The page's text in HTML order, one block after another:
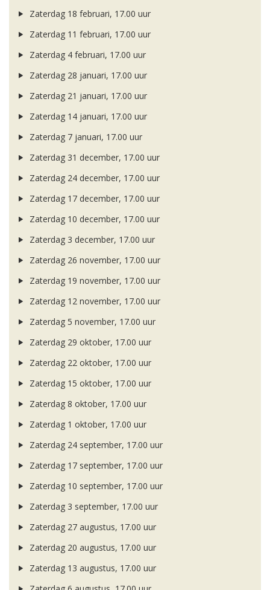
Zaterdag 18 februari, 17.00 uur
Zaterdag 11 februari, 17.00 uur
Zaterdag 4 februari, 17.00 uur
Zaterdag 28 januari, 17.00 uur
Zaterdag 21 januari, 17.00 uur
Zaterdag 14 januari, 17.00 uur
Zaterdag 7 januari, 17.00 uur
Zaterdag 31 december, 17.00 uur
Zaterdag 24 december, 17.00 uur
Zaterdag 17 december, 17.00 uur
Zaterdag 10 december, 17.00 uur
Zaterdag 3 december, 17.00 uur
Zaterdag 26 november, 17.00 uur
Zaterdag 19 november, 17.00 uur
Zaterdag 12 november, 17.00 uur
Zaterdag 5 november, 17.00 uur
Zaterdag 29 oktober, 17.00 uur
Zaterdag 22 oktober, 17.00 uur
Zaterdag 15 oktober, 17.00 uur
Zaterdag 8 oktober, 17.00 uur
Zaterdag 1 oktober, 17.00 uur
Zaterdag 24 september, 17.00 uur
Zaterdag 17 september, 17.00 uur
Zaterdag 10 september, 17.00 uur
Zaterdag 3 september, 17.00 uur
Zaterdag 27 augustus, 17.00 uur
Zaterdag 20 augustus, 17.00 uur
Zaterdag 13 augustus, 17.00 uur